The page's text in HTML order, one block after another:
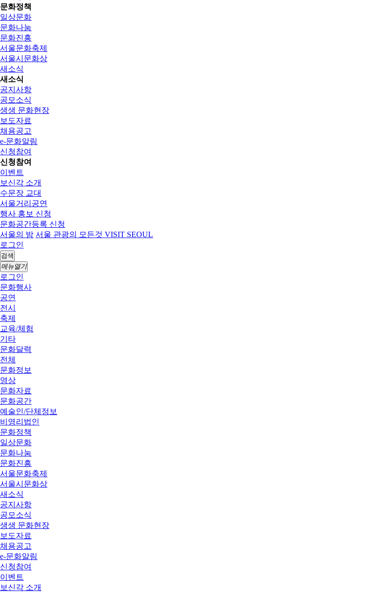
문화정책
일상문화
문화나눔
문화진흥
서울문화축제
서울시문화상
새소식
새소식
공지사항
공모소식
생생 문화현장
보도자료
채용공고
e-문화알림
신청참여
신청참여
이벤트
보신각 소개
수문장 교대
서울거리공연
행사 홍보 신청
문화공간등록 신청
서울의 밤 서울 관광의 모든것 VISIT SEOUL
로그인
검색
메뉴열기
로그인
문화행사
공연
전시
축제
교육/체험
기타
문화달력
전체
문화정보
영상
문화자료
문화공간
예술인/단체정보
비영리법인
문화정책
일상문화
문화나눔
문화진흥
서울문화축제
서울시문화상
새소식
공지사항
공모소식
생생 문화현장
보도자료
채용공고
e-문화알림
신청참여
이벤트
보신각 소개